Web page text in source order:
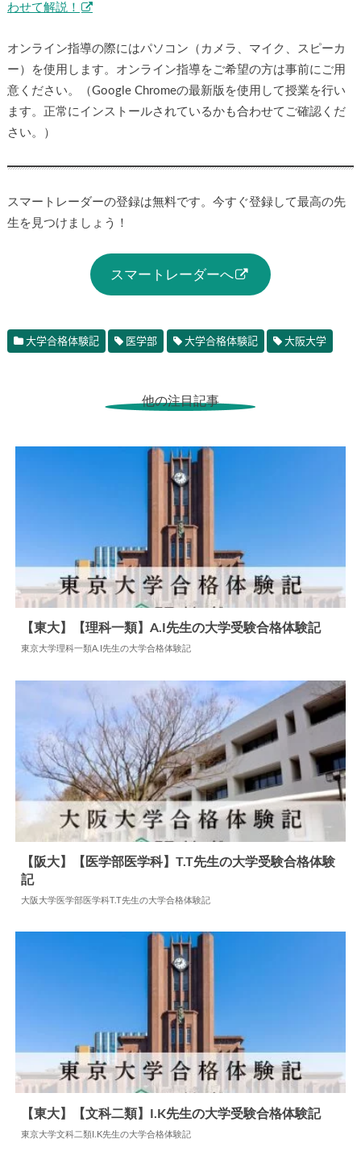
わせて解説！
オンライン指導の際にはパソコン（カメラ、マイク、スピーカ
ー）を使用します。オンライン指導をご希望の方は事前にご用
意ください。（Google Chromeの最新版を使用して授業を行い
ます。正常にインストールされているかも合わせてご確認くだ
さい。）
スマートレーダーの登録は無料です。今すぐ登録して最高の先
生を見つけましょう！
スマートレーダーへ
大学合格体験記 医学部 大学合格体験記 大阪大学
他の注目記事
【東大】【理科一類】A.I先生の大学受験合格体験記
東京大学理科一類A.I先生の大学合格体験記
大学合格体験記
【阪大】【医学部医学科】T.T先生の大学受験合格体験
記
大阪大学医学部医学科T.T先生の大学合格体験記
【東大】【文科二類】I.K先生の大学受験合格体験記
東京大学文科二類I.K先生の大学合格体験記